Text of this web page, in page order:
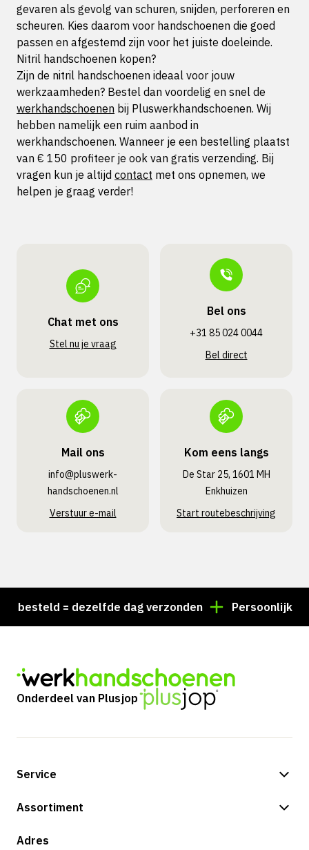
gevaren als gevolg van schuren, snijden, perforeren en
scheuren. Kies daarom voor handschoenen die goed
passen en afgestemd zijn voor het juiste doeleinde.
Nitril handschoenen kopen?
Zijn de nitril handschoenen ideaal voor jouw
werkzaamheden? Bestel dan voordelig en snel de
werkhandschoenen bij Pluswerkhandschoenen. Wij
hebben namelijk een ruim aanbod in
werkhandschoenen. Wanneer je een bestelling plaatst
van € 150 profiteer je ook van gratis verzending. Bij
vragen kun je altijd contact met ons opnemen, we
helpen je graag verder!
Chat met ons
Stel nu je vraag
Bel ons
+31 85 024 0044
Bel direct
Mail ons
info@pluswerk­
handschoenen.nl
Verstuur e-mail
Kom eens langs
De Star 25, 1601 MH
Enkhuizen
Start routebeschrijving
= dezelfde dag verzonden Persoonlijk
Onderdeel van Plusjop
Service
Betalingsmogelijkheden
Assortiment
Shop
Adres